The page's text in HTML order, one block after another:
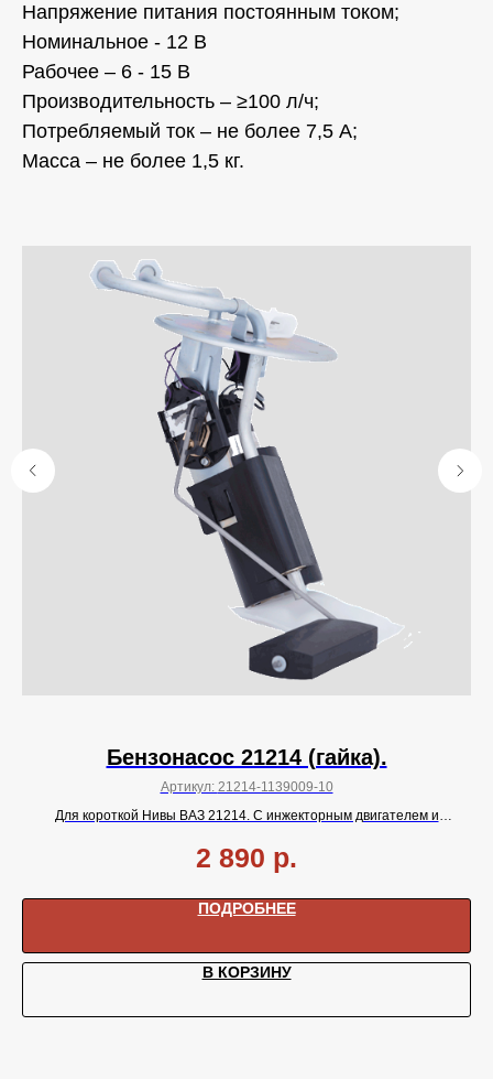
Напряжение питания постоянным током;
Номинальное - 12 В
Рабочее – 6 - 15 В
Производительность – ≥100 л/ч;
Потребляемый ток – не более 7,5 А;
Масса – не более 1,5 кг.
Бензонасос 21214 (гайка).
Артикул: 21214-1139009-10
Для короткой Нивы ВАЗ 21214. С инжекторным двигателем и
топливопроводовгайкой.
2 890 р.
ПОДРОБНЕЕ
В КОРЗИНУ